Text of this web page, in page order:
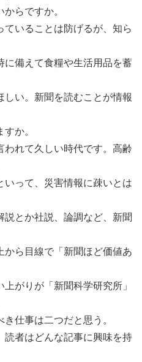
らですか。
いることは防げるが、知ら
に備えて食糧や生活用品を蓄
い。新聞を読むことが情報
か。
われて久しい時代です。高齢
いって、災害情報に疎いとは
とか社説、論調など、新聞
ら目線で「新聞ほど価値あ
がりが「新聞科学研究所」
仕事は二つだと思う。
読者はどんな記事に興味を持